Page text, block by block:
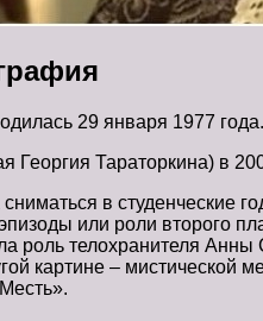
29 января 1977 года.
Георгия Тараторкина) в
в студенческие
или роли второго
роль телохранителя
картине – мистической